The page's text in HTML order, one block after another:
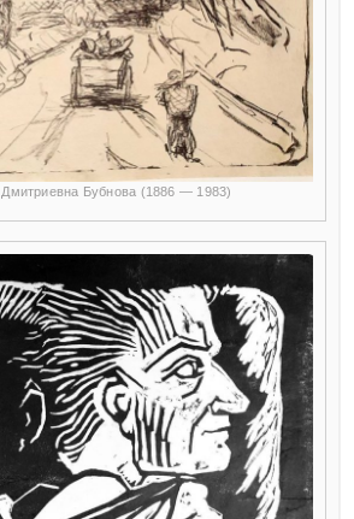
Дмитриевна Бубнова (1886 — 1983)